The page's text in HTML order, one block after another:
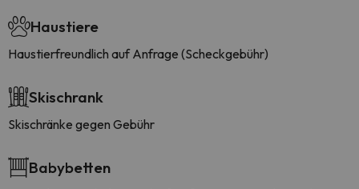
Haustiere
Haustierfreundlich auf Anfrage (Scheckgebühr)
Skischrank
Skischränke gegen Gebühr
Babybetten